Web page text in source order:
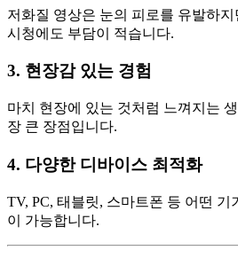
저화질 영상은 눈의 피로를 유발하
시청에도 부담이 적습니다.
3. 현장감 있는 경험
마치 현장에 있는 것처럼 느껴지는
장 큰 장점입니다.
4. 다양한 디바이스 최적화
TV, PC, 태블릿, 스마트폰 등 어떤 기
이 가능합니다.